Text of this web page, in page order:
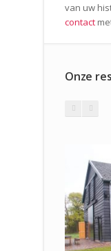
van uw
contact
Onze